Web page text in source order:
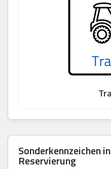
Sonderkennzeichen
Reservierung